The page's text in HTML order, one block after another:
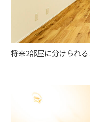
将来2部屋に分けられ